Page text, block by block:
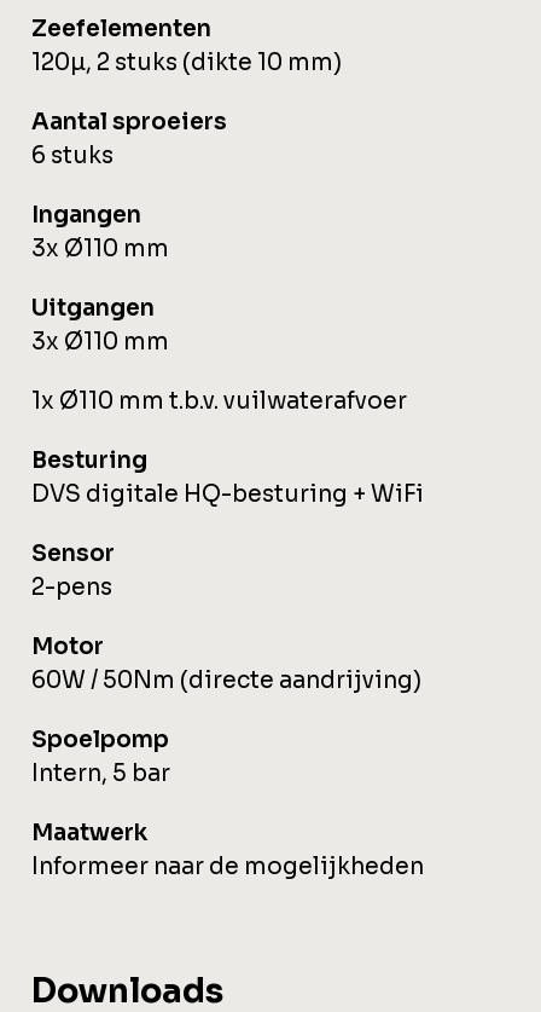
Zeefelementen
120µ, 2 stuks (dikte 10 mm)
Aantal sproeiers
6 stuks
Ingangen
3x Ø110 mm
Uitgangen
3x Ø110 mm
1x Ø110 mm t.b.v. vuilwaterafvoer
Besturing
DVS digitale HQ-besturing + WiFi
Sensor
2-pens
Motor
60W / 50Nm (directe aandrijving)
Spoelpomp
Intern, 5 bar
Maatwerk
Informeer naar de mogelijkheden
Downloads